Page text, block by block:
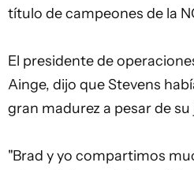
título de campeones de la
El presidente de
Ainge, dijo que Stevens
gran madurez a pesar de
"Brad y yo compartimos